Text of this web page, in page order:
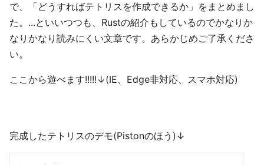
で、「どうすればテトリスを作成できるか」をまとめまし
た。...といいつつも、Rustの紹介もしているのでかなりか
なりかなり読みにくい文章です。あらかじめご了承くださ
い。
ここから遊べます!!!!!↓(IE、Edge非対応、スマホ対応)
完成したテトリスのデモ(Pistonのほう)↓